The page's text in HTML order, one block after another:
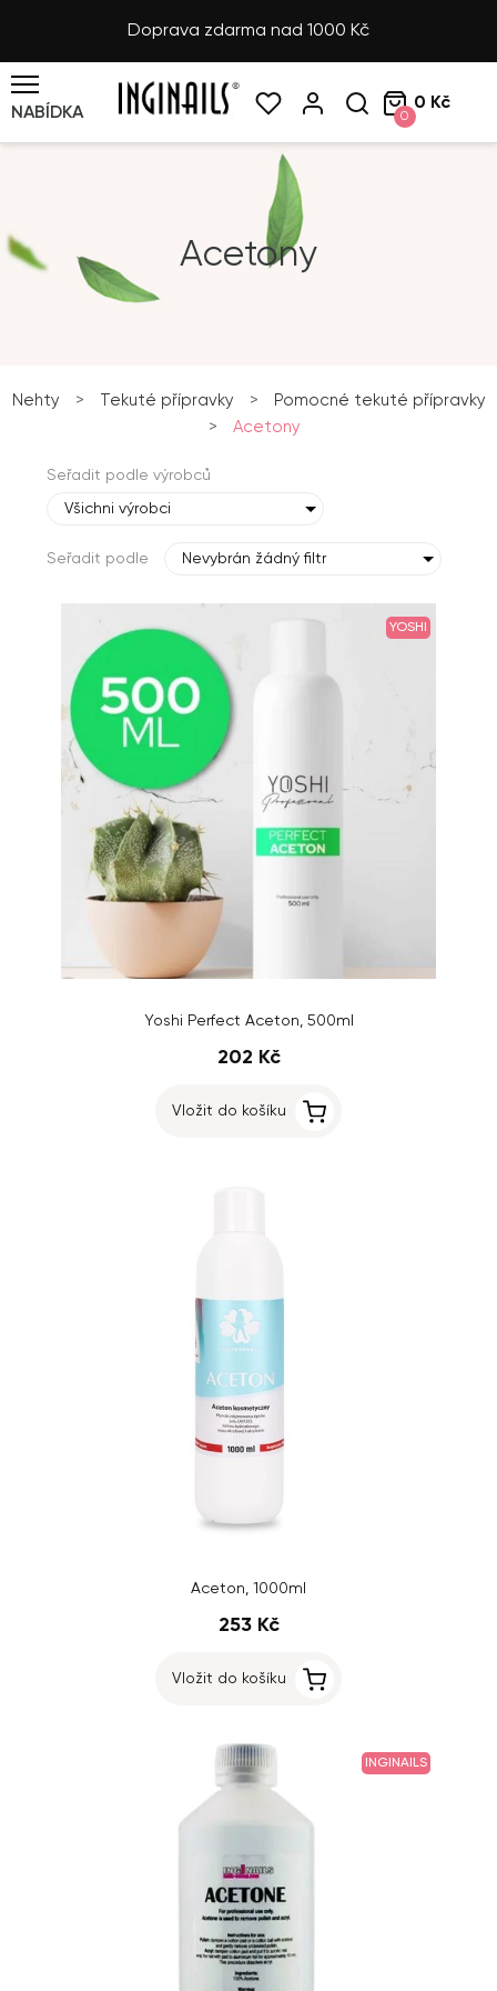
Doprava zdarma nad 1000 Kč
NABÍDKA 0
0 Kč
Acetony
Nehty > Tekuté přípravky >
Pomocné tekuté přípravky
>
Acetony
Seřadit podle výrobců
Všichni výrobci
Seřadit podle Nevybrán žádný filtr
YOSHI
Yoshi Perfect Aceton, 500ml
202 Kč
Vložit do košíku
Aceton, 1000ml
253 Kč
Vložit do košíku
INGINAILS